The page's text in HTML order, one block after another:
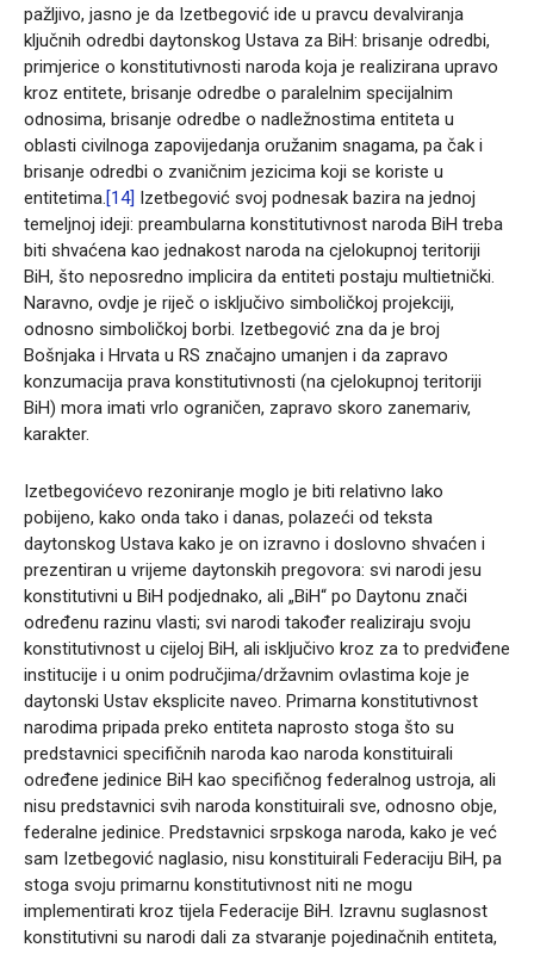
pažljivo, jasno je da Izetbegović ide u pravcu devalviranja
ključnih odredbi daytonskog Ustava za BiH: brisanje odredbi,
primjerice o konstitutivnosti naroda koja je realizirana upravo
kroz entitete, brisanje odredbe o paralelnim specijalnim
odnosima, brisanje odredbe o nadležnostima entiteta u
oblasti civilnoga zapovijedanja oružanim snagama, pa čak i
brisanje odredbi o zvaničnim jezicima koji se koriste u
entitetima.[14] Izetbegović svoj podnesak bazira na jednoj
temeljnoj ideji: preambularna konstitutivnost naroda BiH treba
biti shvaćena kao jednakost naroda na cjelokupnoj teritoriji
BiH, što neposredno implicira da entiteti postaju multietnički.
Naravno, ovdje je riječ o isključivo simboličkoj projekciji,
odnosno simboličkoj borbi. Izetbegović zna da je broj
Bošnjaka i Hrvata u RS značajno umanjen i da zapravo
konzumacija prava konstitutivnosti (na cjelokupnoj teritoriji
BiH) mora imati vrlo ograničen, zapravo skoro zanemariv,
karakter.
Izetbegovićevo rezoniranje moglo je biti relativno lako
pobijeno, kako onda tako i danas, polazeći od teksta
daytonskog Ustava kako je on izravno i doslovno shvaćen i
prezentiran u vrijeme daytonskih pregovora: svi narodi jesu
konstitutivni u BiH podjednako, ali „BiH“ po Daytonu znači
određenu razinu vlasti; svi narodi također realiziraju svoju
konstitutivnost u cijeloj BiH, ali isključivo kroz za to predviđene
institucije i u onim područjima/državnim ovlastima koje je
daytonski Ustav eksplicite naveo. Primarna konstitutivnost
narodima pripada preko entiteta naprosto stoga što su
predstavnici specifičnih naroda kao naroda konstituirali
određene jedinice BiH kao specifičnog federalnog ustroja, ali
nisu predstavnici svih naroda konstituirali sve, odnosno obje,
federalne jedinice. Predstavnici srpskoga naroda, kako je već
sam Izetbegović naglasio, nisu konstituirali Federaciju BiH, pa
stoga svoju primarnu konstitutivnost niti ne mogu
implementirati kroz tijela Federacije BiH. Izravnu suglasnost
konstitutivni su narodi dali za stvaranje pojedinačnih entiteta,